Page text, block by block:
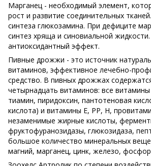
Марганец - необходимый элемент,
рост и развитие соединительных
синтеза глюкозамина. При дефиците
синтез хряща и синовиальной
антиоксидантный эффект.
Пивные дрожжи - это источник
витаминов, эффективное лечебно-
средство. В пивных дрожжах
четырнадцать витаминов: все
тиамин, пиридоксин, пантотеновая
кислота) и витамины Е, РР, Н,
незаменимые жирные кислоты,
фруктофуранозидазы, глюкозидаза,
большое количество минеральных
магний, марганец, цинк, железо,